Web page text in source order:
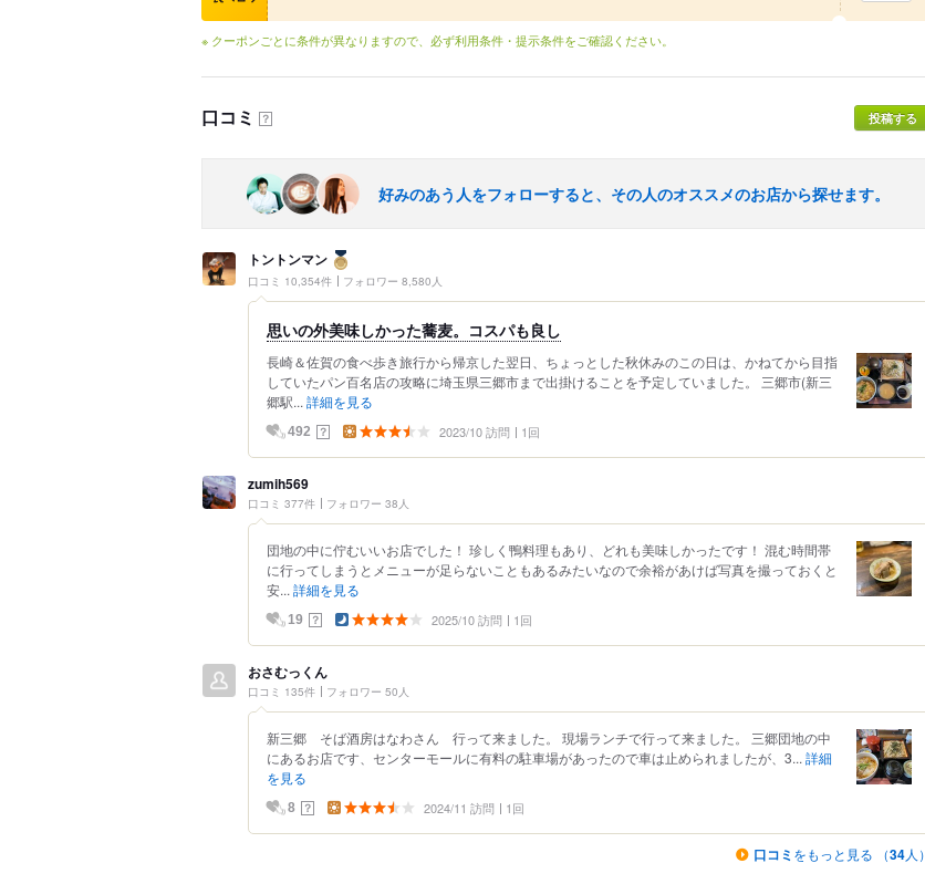
※ クーポンごとに条件が異なりますので、必ず利用条件・提示条件をご確認ください。
口コミ ？ 投稿する
好みのあう人をフォローすると、その人のオススメのお店から探せます。
トントンマン
口コミ 10,354件 フォロワー 8,580人
思いの外美味しかった蕎麦。コスパも良し
長崎＆佐賀の食べ歩き旅行から帰京した翌日、ちょっとした秋休みのこの日は、かねてから目指
していたパン百名店の攻略に埼玉県三郷市まで出掛けることを予定していました。 三郷市(新三
郷駅... 詳細を見る
492 ？ 2023/10 訪問 1回
zumih569
口コミ 377件 フォロワー 38人
団地の中に佇むいいお店でした！ 珍しく鴨料理もあり、どれも美味しかったです！ 混む時間帯
に行ってしまうとメニューが足らないこともあるみたいなので余裕があけば写真を撮っておくと
安... 詳細を見る
19 ？ 2025/10 訪問 1回
おさむっくん
口コミ 135件 フォロワー 50人
新三郷 そば酒房はなわさん 行って来ました。 現場ランチで行って来ました。 三郷団地の中
にあるお店です、センターモールに有料の駐車場があったので車は止められましたが、3... 詳細
を見る
8 ？ 2024/11 訪問 1回
口コミ をもっと見る （34人）